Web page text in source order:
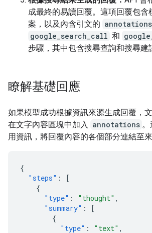
成最終的易讀回覆。這項回覆包含
案，以及內含引文的 annotations
google_search_call 和
步驟，其中包含搜尋查詢和搜尋建
瞭解基礎回應
如果模型成功根據資訊來源生成回覆，
在文字內容區塊中加入
annotations
用資訊，將回覆內容的各個部分連結至來
{
"steps" :
[
{
"type" : "thought" ,
"summary" :
[
{
"type" : "text" ,